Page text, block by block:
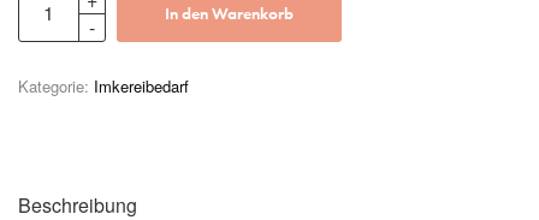
In den Warenkorb
Kategorie: Imkereibedarf
Beschreibung